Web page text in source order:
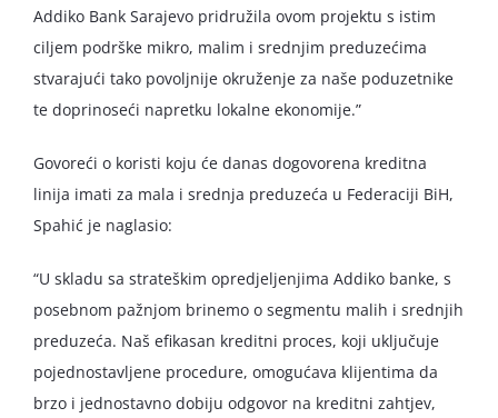
Addiko Bank Sarajevo pridružila ovom projektu s istim
ciljem podrške mikro, malim i srednjim preduzećima
stvarajući tako povoljnije okruženje za naše poduzetnike
te doprinoseći napretku lokalne ekonomije.”
Govoreći o koristi koju će danas dogovorena kreditna
linija imati za mala i srednja preduzeća u Federaciji BiH,
Spahić je naglasio:
“U skladu sa strateškim opredjeljenjima Addiko banke, s
posebnom pažnjom brinemo o segmentu malih i srednjih
preduzeća. Naš efikasan kreditni proces, koji uključuje
pojednostavljene procedure, omogućava klijentima da
brzo i jednostavno dobiju odgovor na kreditni zahtjev,